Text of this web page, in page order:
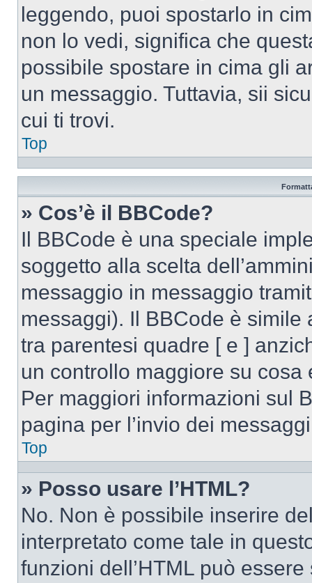
leggendo, puoi spostarlo in
non lo vedi, significa che
possibile spostare in cima gli
un messaggio. Tuttavia, sii
cui ti trovi.
Top
» Cos’è il BBCode?
Il BBCode è una speciale
soggetto alla scelta
messaggio in messaggio
messaggi). Il BBCode è simile
tra parentesi quadre [ e ]
un controllo maggiore su
Per maggiori informazioni sul
pagina per l’invio dei
Top
» Posso usare l’HTML?
No. Non è possibile inserire
interpretato come tale in
funzioni dell’HTML può